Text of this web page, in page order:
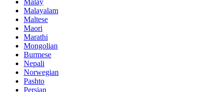
Malay
Malayalam
Maltese
Maori
Marathi
Mongolian
Burmese
Nepali
Norwegian
Pashto
Persian